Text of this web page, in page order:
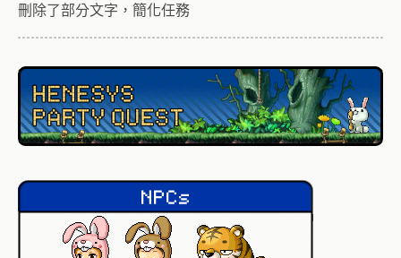
刪除了部分文字，簡化任務